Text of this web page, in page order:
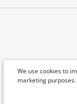
We use cookies to
marketing